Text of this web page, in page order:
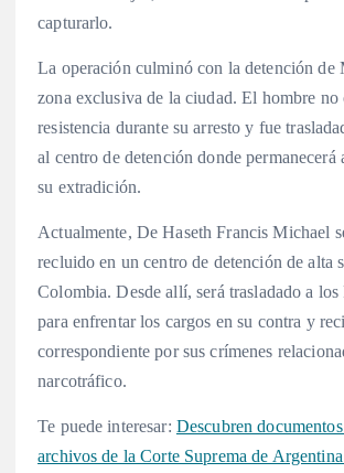
capturarlo.
La operación culminó con la detención de
zona exclusiva de la ciudad. El hombre no
resistencia durante su arresto y fue
al centro de detención donde permanecerá
su extradición.
Actualmente, De Haseth Francis Michael
recluido en un centro de detención de alta
Colombia. Desde allí, será trasladado a los
para enfrentar los cargos en su contra y
correspondiente por sus crímenes
narcotráfico.
Te puede interesar: Descubren
archivos de la Corte Suprema de